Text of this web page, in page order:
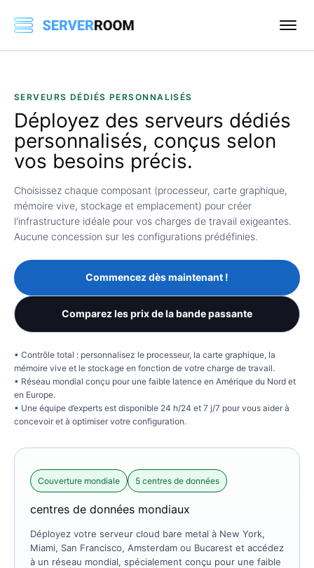
SERVEURS DÉDIÉS PERSONNALISÉS
Déployez des serveurs dédiés
personnalisés, conçus selon
vos besoins précis.
Choisissez chaque composant (processeur, carte graphique,
mémoire vive, stockage et emplacement) pour créer
l'infrastructure idéale pour vos charges de travail exigeantes.
Aucune concession sur les configurations prédéfinies.
Commencez dès maintenant !
Comparez les prix de la bande passante
Contrôle total : personnalisez le processeur, la carte graphique, la
mémoire vive et le stockage en fonction de votre charge de travail.
Réseau mondial conçu pour une faible latence en Amérique du Nord et
en Europe.
Une équipe d’experts est disponible 24 h/24 et 7 j/7 pour vous aider à
concevoir et à optimiser votre configuration.
Couverture mondiale 5 centres de données
centres de données mondiaux
Déployez votre serveur cloud bare metal à New York,
Miami, San Francisco, Amsterdam ou Bucarest et accédez
à un réseau mondial, spécialement conçu pour une faible